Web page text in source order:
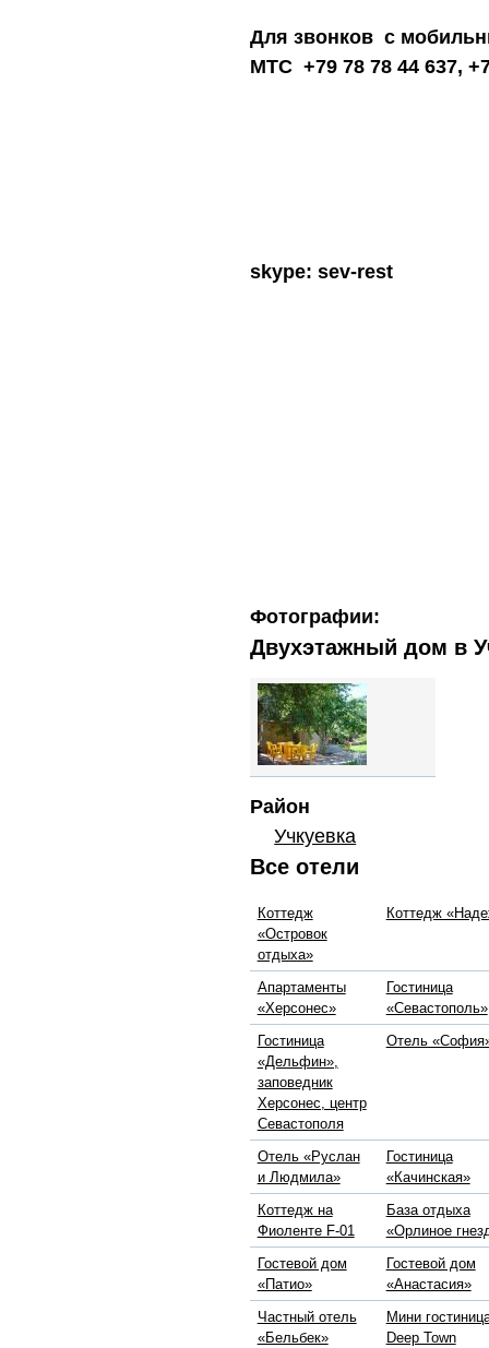
Для звонков с
МТС +79 78 78 44 637,
skype: sev-rest
Фотографии:
Двухэтажный дом в
Район
Учкуевка
Все отели
Коттедж
«Островок
отдыха»
Коттедж
Апартаменты
«Херсонес»
Гостиница
«Севастополь»
Гостиница
«Дельфин»,
заповедник
Херсонес, центр
Севастополя
Отель
Отель «Руслан
и Людмила»
Гостиница
«Качинская»
Коттедж на
Фиоленте F-01
База отдыха
«Орлиное
Гостевой дом
«Патио»
Гостевой дом
«Анастасия»
Частный отель
«Бельбек»
Мини
Deep Town